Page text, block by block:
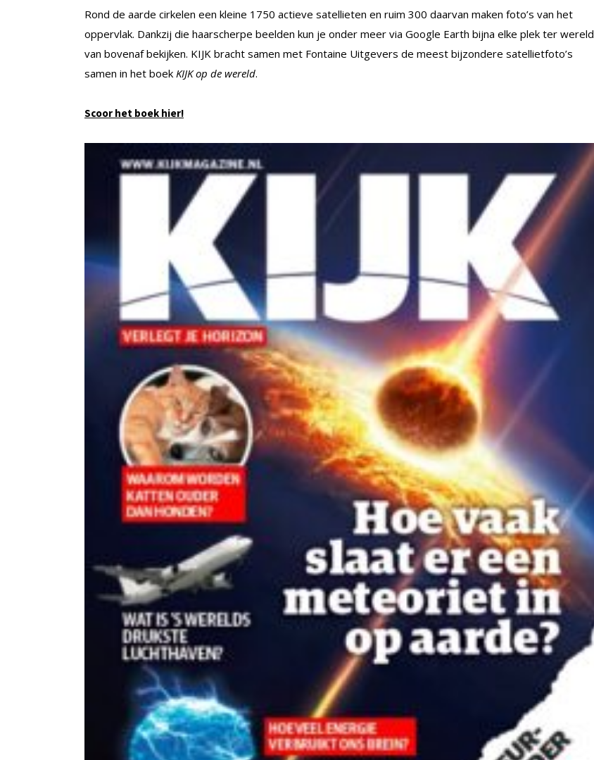
Rond de aarde cirkelen een kleine 1750 actieve satellieten en ruim 300 daarvan maken foto’s van het
oppervlak. Dankzij die haarscherpe beelden kun je onder meer via Google Earth bijna elke plek ter wereld
van bovenaf bekijken. KIJK bracht samen met Fontaine Uitgevers de meest bijzondere satellietfoto’s
samen in het boek KIJK op de wereld.
Scoor het boek hier!